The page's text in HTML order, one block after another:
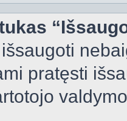
pratęsti